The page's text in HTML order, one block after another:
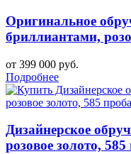
Оригинальное
бриллиантами,
от 399 000 руб.
Подробнее
Дизайнерское
розовое золото,